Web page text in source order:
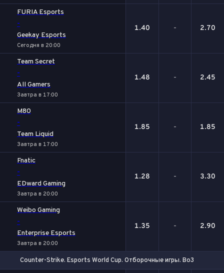
FURIA Esports
-
Geekay Esports
Сегодня в 20:00
1.40 - 2.70
Team Secret
-
All Gamers
Завтра в 17:00
1.48 - 2.45
M80
-
Team Liquid
Завтра в 17:00
1.85 - 1.85
Fnatic
-
EDward Gaming
Завтра в 20:00
1.28 - 3.30
Weibo Gaming
-
Enterprise Esports
Завтра в 20:00
1.35 - 2.90
Counter-Strike. Esports World Cup. Отборочные игры. Bo3